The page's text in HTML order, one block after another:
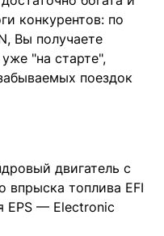
конкурентов: по
Вы получаете
"на старте",
поездок
двигатель с
впрыска топлива EFI
EPS — Electronic